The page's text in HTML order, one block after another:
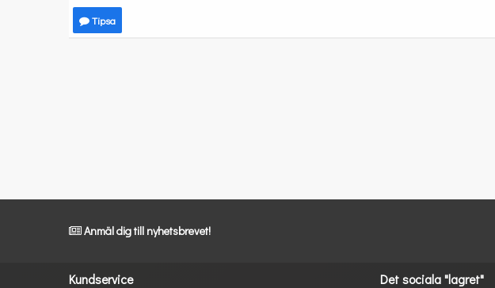
Tipsa
Anmäl dig till nyhetsbrevet!
Kundservice Det sociala "lagret"